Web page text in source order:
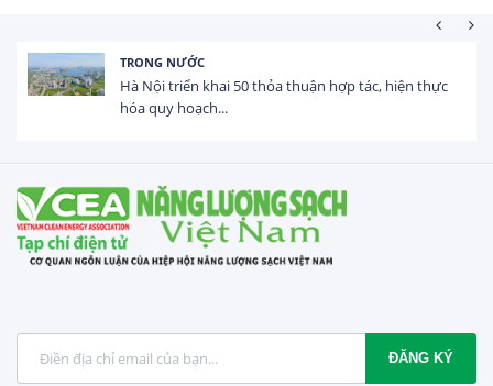
HOẠT ĐỘNG ĐẦU TƯ
Tổng vốn FDI đăng ký vào Việt Nam đạt gần 25 tỷ
USD trong 5 tháng...
ĐĂNG KÝ